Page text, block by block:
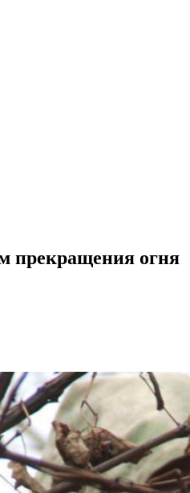
прекращения огня